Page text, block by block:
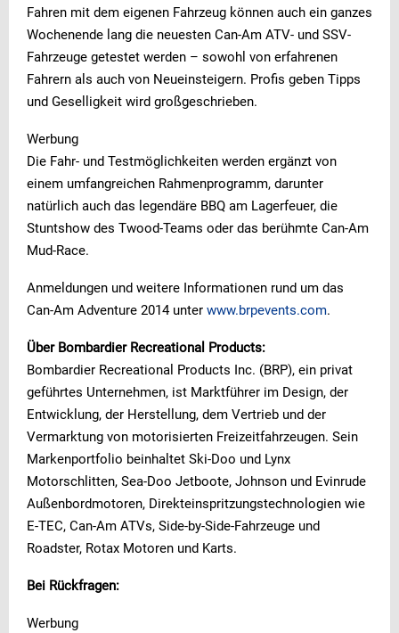
Fahren mit dem eigenen Fahrzeug können auch ein ganzes
Wochenende lang die neuesten Can-Am ATV- und SSV-
Fahrzeuge getestet werden – sowohl von erfahrenen
Fahrern als auch von Neueinsteigern. Profis geben Tipps
und Geselligkeit wird großgeschrieben.
Werbung
Die Fahr- und Testmöglichkeiten werden ergänzt von
einem umfangreichen Rahmenprogramm, darunter
natürlich auch das legendäre BBQ am Lagerfeuer, die
Stuntshow des Twood-Teams oder das berühmte Can-Am
Mud-Race.
Anmeldungen und weitere Informationen rund um das
Can-Am Adventure 2014 unter www.brpevents.com.
Über Bombardier Recreational Products:
Bombardier Recreational Products Inc. (BRP), ein privat
geführtes Unternehmen, ist Marktführer im Design, der
Entwicklung, der Herstellung, dem Vertrieb und der
Vermarktung von motorisierten Freizeitfahrzeugen. Sein
Markenportfolio beinhaltet Ski-Doo und Lynx
Motorschlitten, Sea-Doo Jetboote, Johnson und Evinrude
Außenbordmotoren, Direkteinspritzungstechnologien wie
E-TEC, Can-Am ATVs, Side-by-Side-Fahrzeuge und
Roadster, Rotax Motoren und Karts.
Bei Rückfragen:
Werbung